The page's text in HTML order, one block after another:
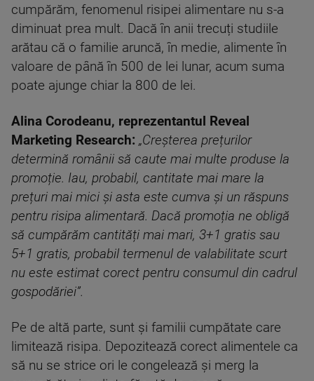
cumpărăm, fenomenul risipei alimentare nu s-a
diminuat prea mult. Dacă în anii trecuți studiile
arătau că o familie aruncă, în medie, alimente în
valoare de până în 500 de lei lunar, acum suma
poate ajunge chiar la 800 de lei.
Alina Corodeanu, reprezentantul Reveal
Marketing Research: „Creșterea prețurilor
determină românii să caute mai multe produse la
promoție. Iau, probabil, cantitate mai mare la
prețuri mai mici și asta este cumva și un răspuns
pentru risipa alimentară. Dacă promoția ne obligă
să cumpărăm cantități mai mari, 3+1 gratis sau
5+1 gratis, probabil termenul de valabilitate scurt
nu este estimat corect pentru consumul din cadrul
gospodăriei”.
Pe de altă parte, sunt și familii cumpătate care
limitează risipa. Depozitează corect alimentele ca
să nu se strice ori le congelează și merg la